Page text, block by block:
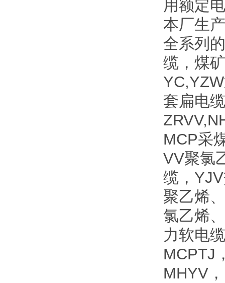
用额定
本厂生
全系列
缆，煤
套扁电
MCP采
VV聚氯
缆，
聚乙烯
氯乙烯
力软电
MCPTJ
MHYV